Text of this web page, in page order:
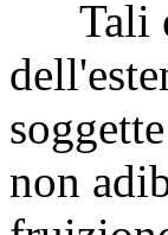
Tali
non